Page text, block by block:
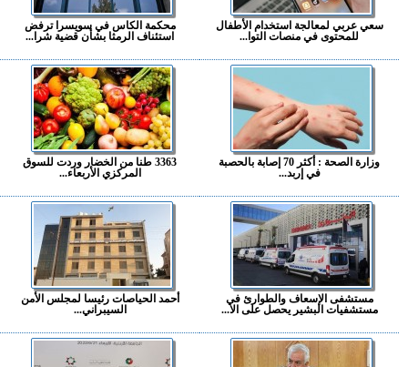
سعي عربي لمعالجة استخدام الأطفال
للمحتوى في منصات التوا...
محكمة الكاس في سويسرا ترفض
استئناف الرمثا بشأن قضية شرا...
وزارة الصحة : أكثر 70 إصابة بالحصبة
في إربد...
3363 طنا من الخضار وردت للسوق
المركزي الأربعاء...
مستشفى الإسعاف والطوارئ في
مستشفيات البشير يحصل على الا...
أحمد الحياصات رئيسا لمجلس الأمن
السيبراني...